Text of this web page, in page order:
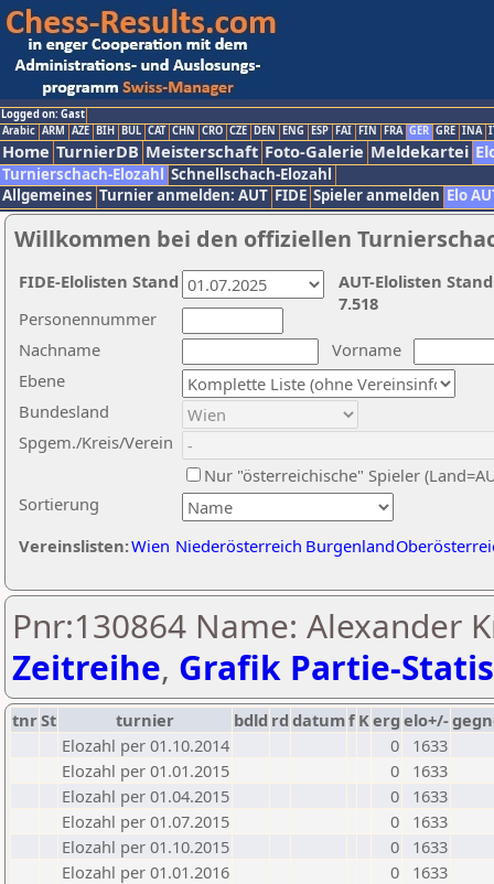
Logged on: Gast
Arabic ARM AZE BIH BUL CAT CHN CRO CZE DEN ENG ESP FAI FIN FRA GER GRE INA
Home TurnierDB Meisterschaft Foto-Galerie Meldekartei
Turnierschach-Elozahl Schnellschach-Elozahl
Allgemeines Turnier anmelden: AUT FIDE Spieler anmelden Elo
Willkommen bei den offiziellen
Nachname
Vorname
Ebene
Sortierung
Personennummer
Bundesland
Spgem./Kreis/Verein
Nur "österreichische" Spieler
Vereinslisten:Wien Niederösterreich Burgenland
AUT-Elolisten
7.518
FIDE-Elolisten Stand
Pnr:130864 Name: Alexander
Zeitreihe, Grafik Partie-
tnrSt turnier bdld rd datumf Kerg elo+/-
Elozahl per 01.10.2014
0
1633
Elozahl per 01.01.2015
0
1633
Elozahl per 01.04.2015
0
1633
Elozahl per 01.07.2015
0
1633
Elozahl per 01.10.2015
0
1633
Elozahl per 01.01.2016
0
1633